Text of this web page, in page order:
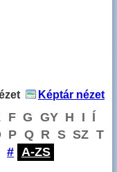
Képtár nézet
F G GY H I Í
P Q R S SZ T
# A-ZS